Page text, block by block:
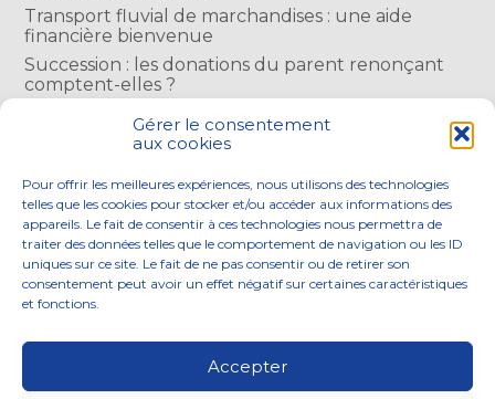
Gérer le consentement
aux cookies
Pour offrir les meilleures expériences, nous utilisons des technologies
telles que les cookies pour stocker et/ou accéder aux informations des
appareils. Le fait de consentir à ces technologies nous permettra de
traiter des données telles que le comportement de navigation ou les ID
uniques sur ce site. Le fait de ne pas consentir ou de retirer son
consentement peut avoir un effet négatif sur certaines caractéristiques
et fonctions.
Accepter
Transport fluvial de marchandises : une aide
financière bienvenue
Succession : les donations du parent renonçant
comptent-elles ?
Encadrement des loyers : une année de plus
COMMENTAIRES RÉCENTS
FooterNOS ENGAGEMENTS
SOLUTIONS NUMÉRIQUES
ACTUALITÉS
NOUS REJOINDRE
CONTACTEZ-NOUS